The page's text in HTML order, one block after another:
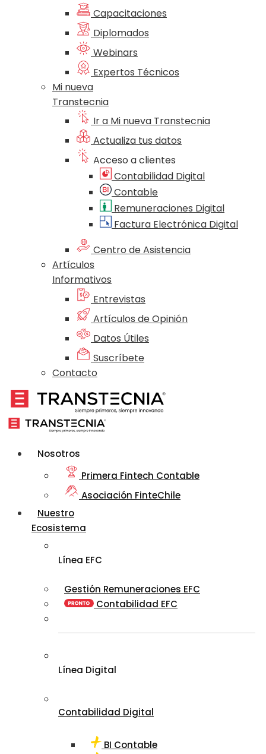
Capacitaciones
Diplomados
Webinars
Expertos Técnicos
Mi nueva
Transtecnia
Ir a Mi nueva Transtecnia
Actualiza tus datos
Acceso a clientes
Contabilidad Digital
Contable
Remuneraciones Digital
Factura Electrónica Digital
Centro de Asistencia
Artículos
Informativos
Entrevistas
Artículos de Opinión
Datos Útiles
Suscríbete
Contacto
Nosotros
Primera Fintech Contable
Asociación FinteChile
Nuestro
Ecosistema
Línea EFC
Gestión Remuneraciones EFC
Contabilidad EFC
Línea Digital
Contabilidad Digital
BI Contable